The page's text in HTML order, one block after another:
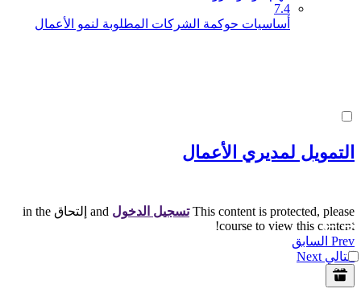
7.4
أساسيات حوكمة الشركات المطلوبة لنمو الأعمال
التمويل لمديري الأعمال
This content is protected, please تسجيل الدخول
and إلتحاق in the
course to view this content!
Prev السابق
التالي Next